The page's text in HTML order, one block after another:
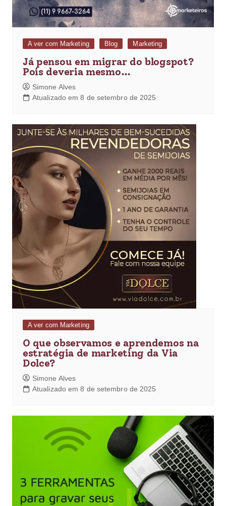
A ver com Marketing Blog Marketing
Já pensou em migrar do blogspot?
Pois deveria mesmo…
Simone Alves
Atualizado em 8 de setembro de 2025
A ver com Marketing
O que observamos e aprendemos na
estratégia de marketing da Via
Dolce?
Simone Alves
Atualizado em 8 de setembro de 2025